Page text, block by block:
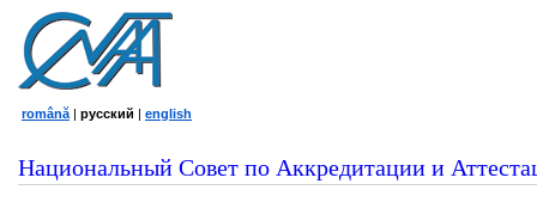
română | русский | english
Национальный Совет по Аккредитации и